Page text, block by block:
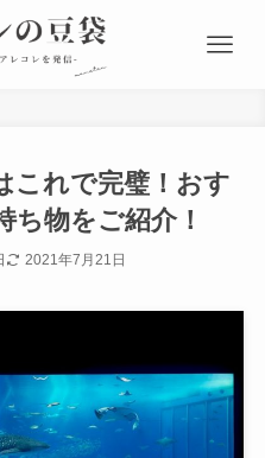
これで完璧！おす
ち物をご紹介！
2021年7月21日